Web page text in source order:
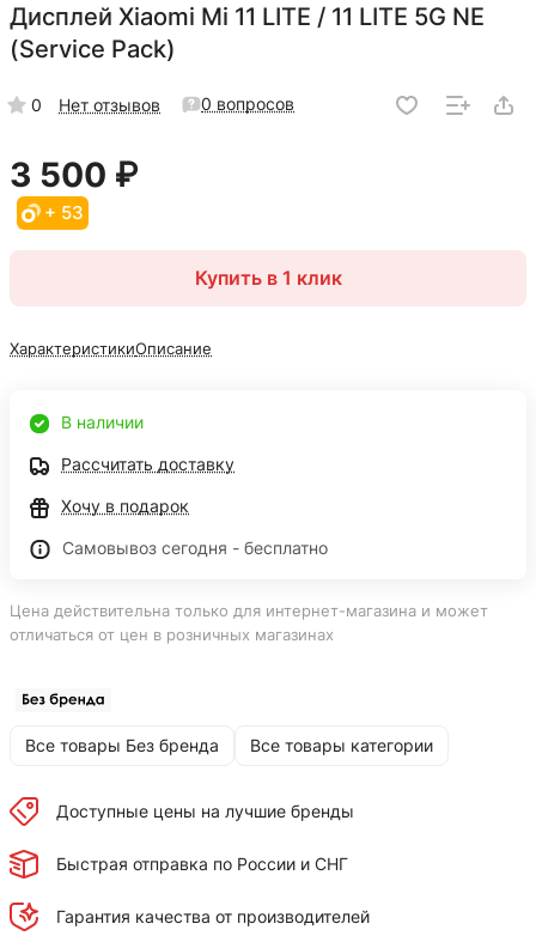
Дисплей Xiaomi Mi 11 LITE / 11 LITE 5G NE
(Service Pack)
0 Нет отзывов 0 вопросов
3 500 ₽
+ 53
Купить в 1 клик
ХарактеристикиОписание
В наличии
Рассчитать доставку
Хочу в подарок
Самовывоз сегодня - бесплатно
Цена действительна только для интернет-магазина и может
отличаться от цен в розничных магазинах
Все товары Без бренда Все товары категории
Доступные цены на лучшие бренды
Быстрая отправка по России и СНГ
Гарантия качества от производителей